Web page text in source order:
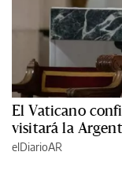
El Vaticano
visitará la
elDiarioAR